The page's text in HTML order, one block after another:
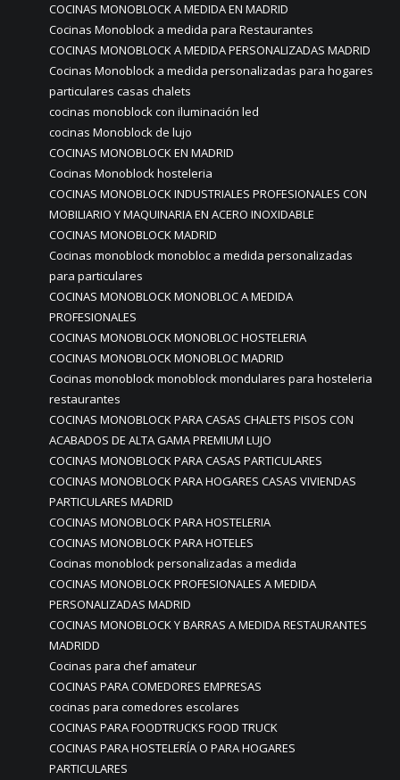
COCINAS MONOBLOCK A MEDIDA EN MADRID
Cocinas Monoblock a medida para Restaurantes
COCINAS MONOBLOCK A MEDIDA PERSONALIZADAS MADRID
Cocinas Monoblock a medida personalizadas para hogares
particulares casas chalets
cocinas monoblock con iluminación led
cocinas Monoblock de lujo
COCINAS MONOBLOCK EN MADRID
Cocinas Monoblock hosteleria
COCINAS MONOBLOCK INDUSTRIALES PROFESIONALES CON
MOBILIARIO Y MAQUINARIA EN ACERO INOXIDABLE
COCINAS MONOBLOCK MADRID
Cocinas monoblock monobloc a medida personalizadas
para particulares
COCINAS MONOBLOCK MONOBLOC A MEDIDA
PROFESIONALES
COCINAS MONOBLOCK MONOBLOC HOSTELERIA
COCINAS MONOBLOCK MONOBLOC MADRID
Cocinas monoblock monoblock mondulares para hosteleria
restaurantes
COCINAS MONOBLOCK PARA CASAS CHALETS PISOS CON
ACABADOS DE ALTA GAMA PREMIUM LUJO
COCINAS MONOBLOCK PARA CASAS PARTICULARES
COCINAS MONOBLOCK PARA HOGARES CASAS VIVIENDAS
PARTICULARES MADRID
COCINAS MONOBLOCK PARA HOSTELERIA
COCINAS MONOBLOCK PARA HOTELES
Cocinas monoblock personalizadas a medida
COCINAS MONOBLOCK PROFESIONALES A MEDIDA
PERSONALIZADAS MADRID
COCINAS MONOBLOCK Y BARRAS A MEDIDA RESTAURANTES
MADRIDD
Cocinas para chef amateur
COCINAS PARA COMEDORES EMPRESAS
cocinas para comedores escolares
COCINAS PARA FOODTRUCKS FOOD TRUCK
COCINAS PARA HOSTELERÍA O PARA HOGARES
PARTICULARES